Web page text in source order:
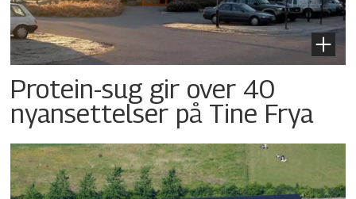
Protein-sug gir over 40
nyansettelser på Tine Frya